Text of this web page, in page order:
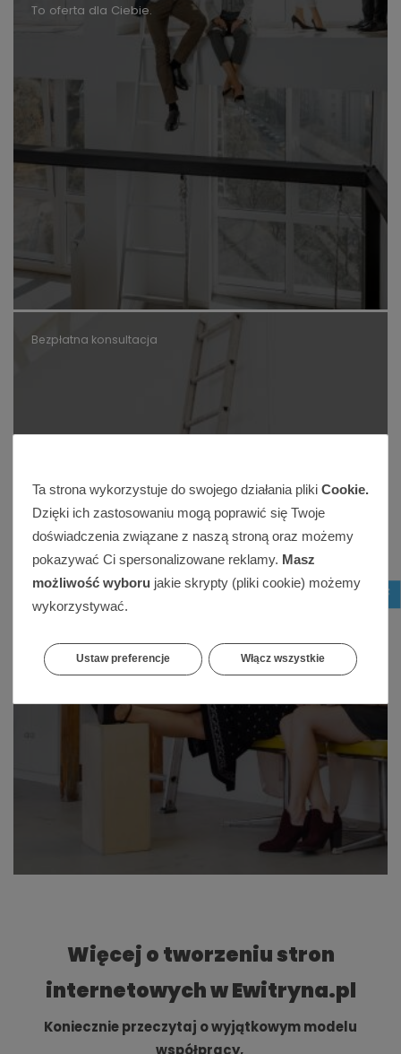
Ta strona wykorzystuje do swojego działania pliki Cookie.
Dzięki ich zastosowaniu mogą poprawić się Twoje
doświadczenia związane z naszą stroną oraz możemy
pokazywać Ci spersonalizowane reklamy. Masz
możliwość wyboru jakie skrypty (pliki cookie) możemy
wykorzystywać.
Ustaw preferencje Włącz wszystkie
To oferta dla Ciebie.
Bezpłatna konsultacja
Formularz wyceny
Zanim zaczniesz skonsultuj swój projekt. Bezpłatnie
ocenimy swoje możliwości i Twoje materiały. Zwykle
przedstawiamy także wstępną wycenę.
Więcej o tworzeniu stron
internetowych w Ewitryna.pl
Koniecznie przeczytaj o wyjątkowym modelu
współpracy,